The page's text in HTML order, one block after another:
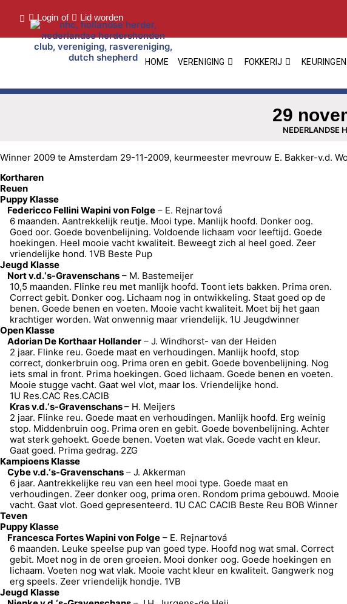
Login of Lid worden
HOME VERENIGING FOKKERIJ
29
NEDERLANDSE
Winner 2009 te Amsterdam 29-11-2009, keurmeester mevrouw E. Bakker-v.d.
Kortharen
Reuen
Puppy Klasse
Federicco Fellini Wapini von Folge – E. Rejnartová
6 maanden. Aantrekkelijk reutje. Mooi type. Manlijk hoofd. Donker oog.
Goed oor. Goede bovenbelijning. Voldoende lichaam voor leeftijd. Goede
hoekingen. Heel mooie vacht kwaliteit. Beweegt zich al heel goed. Zeer
vriendelijke hond. 1VB Beste Pup
Jeugd Klasse
Nort v.d.‘s-Gravenschans – M. Bastemeijer
10,5 maanden. Flinke reu met manlijk hoofd. Toont iets bakken. Prima oren.
Correct gebit. Donker oog. Lichaam nog in ontwikkeling. Staat goed op de
benen. Goede benen en voeten. Mooie vacht kwaliteit. Moet bij het gaan
krachtiger worden. Wat onwennig maar vriendelijk. 1U Jeugdwinner
Open Klasse
Adorian De Korthaar Hollander – J. Windhorst- van der Heiden
2 jaar. Flinke reu. Goede maat en verhoudingen. Manlijk hoofd, stop
correct, donkerbruin oog. Prima oren en gebit. Goede bovenbelijning. Nog
iets smal in front. Prima hoekingen. Goed lichaam. Goede benen en voeten.
Mooie stugge vacht. Gaat wel vlot, maar los. Vriendelijke hond.
1U Res.CAC Res.CACIB
Kras v.d.‘s-Gravenschans– H. Meijers
2 jaar. Flinke reu. Goede maat en verhoudingen. Manlijk hoofd. Erg weinig
stop. Middenbruin oog. Prima oren en gebit. Goede bovenbelijning. Achter
wat sterk gehoekt. Goede benen. Voeten wat vlak. Goede vacht en kleur.
Gaat goed. Prima gedrag. 2ZG
Kampioens Klasse
Cybe v.d.‘s-Gravenschans – J. Akkerman
6 jaar. Aantrekkelijke reu van een heel mooi type. Goede maat en
verhoudingen. Zeer donker oog, prima oren. Rondom prima gebouwd. Mooie
vacht. Gaat vlot. Goed gepresenteerd. 1U CAC CACIB Beste Reu BOB Winner
Teven
Puppy Klasse
Francesca Fortes Wapini von Folge – E. Rejnartová
6 maanden. Leuke speelse pup van goed type. Hoofd nog wat smal. Correct
gebit. Moet nog in de oren groeien. Mooi donker oog. Goede hoekingen en
lichaam. Voeten nog wat vlak. Mooie vacht kleur en kwaliteit. Gangwerk nog
erg speels. Zeer vriendelijk hondje. 1VB
Jeugd Klasse